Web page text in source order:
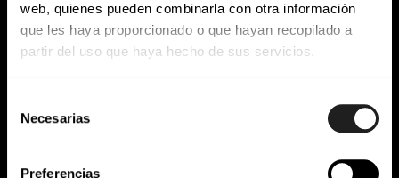
web, quienes pueden combinarla con otra información
que les haya proporcionado o que hayan recopilado a
partir del uso que haya hecho de sus servicios.
Necesarias
Preferencias
exigencia, como la norma IEC y las normas ISO
13485 e ISO 14971, es crucial en cada etapa del
ciclo de vida del producto. Desde el diseño
detalle se enfoca en proteger al usuario. El
seguridad del dispositivo, mientras que la